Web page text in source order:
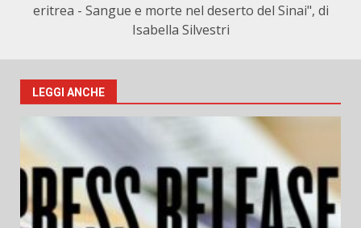
eritrea - Sangue e morte nel deserto del Sinai", di
Isabella Silvestri
LEGGI ANCHE